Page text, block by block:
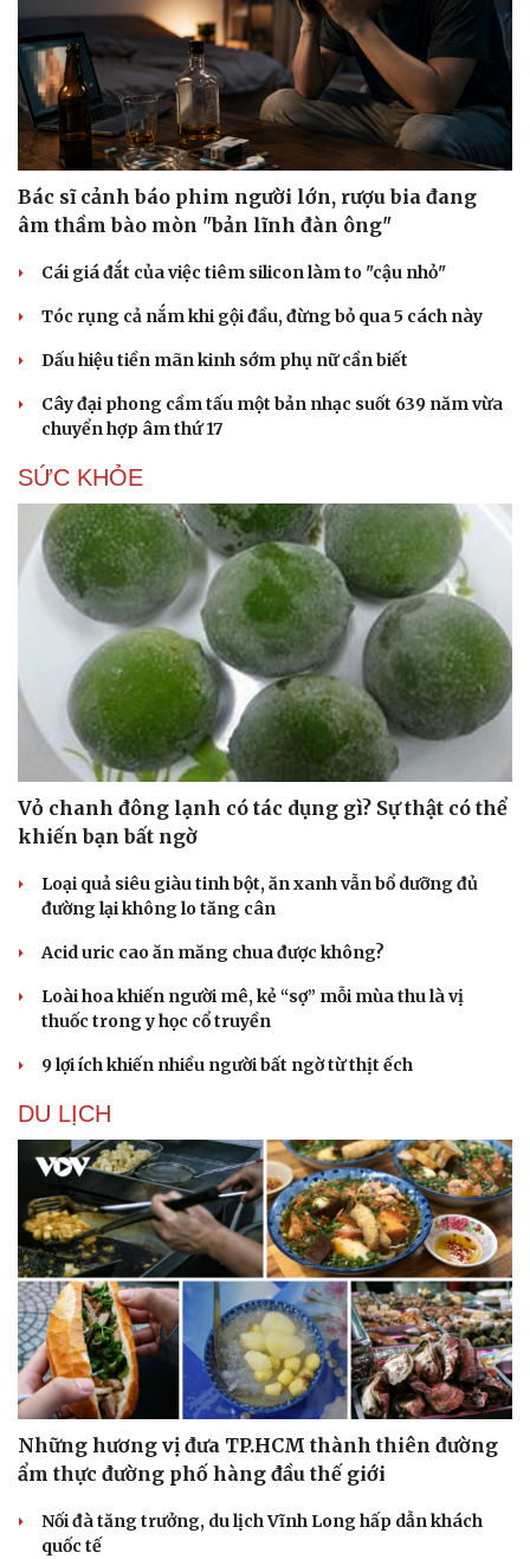
Du lịch
Săn Tour
check-in
Podcast
Đọc truyện đêm khuya
Kể chuyện cho bé
Hạt giống tâm hồn
Bác sĩ cảnh báo phim người lớn, rượu bia đang
âm thầm bào mòn "bản lĩnh đàn ông"
Cái giá đắt của việc tiêm silicon làm to "cậu nhỏ"
Tóc rụng cả nắm khi gội đầu, đừng bỏ qua 5 cách này
Dấu hiệu tiền mãn kinh sớm phụ nữ cần biết
Cây đại phong cầm tấu một bản nhạc suốt 639 năm vừa
chuyển hợp âm thứ 17
SỨC KHỎE
Vỏ chanh đông lạnh có tác dụng gì? Sự thật có thể
khiến bạn bất ngờ
Loại quả siêu giàu tinh bột, ăn xanh vẫn bổ dưỡng đủ
đường lại không lo tăng cân
Acid uric cao ăn măng chua được không?
Loài hoa khiến người mê, kẻ “sợ” mỗi mùa thu là vị
thuốc trong y học cổ truyền
9 lợi ích khiến nhiều người bất ngờ từ thịt ếch
DU LỊCH
Những hương vị đưa TP.HCM thành thiên đường
ẩm thực đường phố hàng đầu thế giới
Nối đà tăng trưởng, du lịch Vĩnh Long hấp dẫn khách
quốc tế